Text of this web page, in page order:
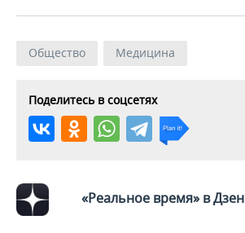
Общество Медицина
Поделитесь в соцсетях
«Реальное время» в Дзен